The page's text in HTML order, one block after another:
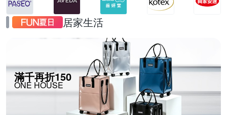
居家生活
滿千再折150
ONE HOUSE